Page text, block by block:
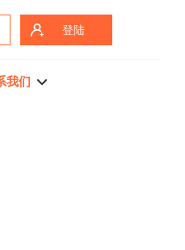
登陆
我们